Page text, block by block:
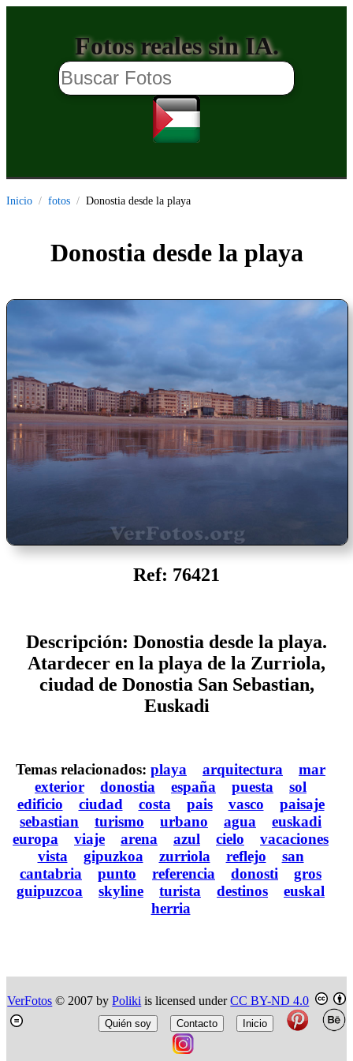
Fotos reales sin IA.
Inicio fotos Donostia desde la playa
Donostia desde la playa
Ref: 76421
Descripción: Donostia desde la playa.
Atardecer en la playa de la Zurriola,
ciudad de Donostia San Sebastian,
Euskadi
Temas relacionados: playa arquitectura
mar
exterior
donostia españa puesta
sol
edificio
ciudad costa pais vasco
paisaje
sebastian
turismo urbano agua
euskadi
europa
viaje arena azul cielo
vacaciones
vista
gipuzkoa zurriola reflejo
san
cantabria
punto referencia donosti
gros
guipuzcoa
skyline turista destinos
euskal
herria
VerFotos © 2007 byPoliki is licensed underCC BY-ND 4.0
Quién soy Contacto Inicio